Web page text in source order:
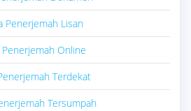
Penerjemah Lisan
Penerjemah Online
Terdekat
Tersumpah